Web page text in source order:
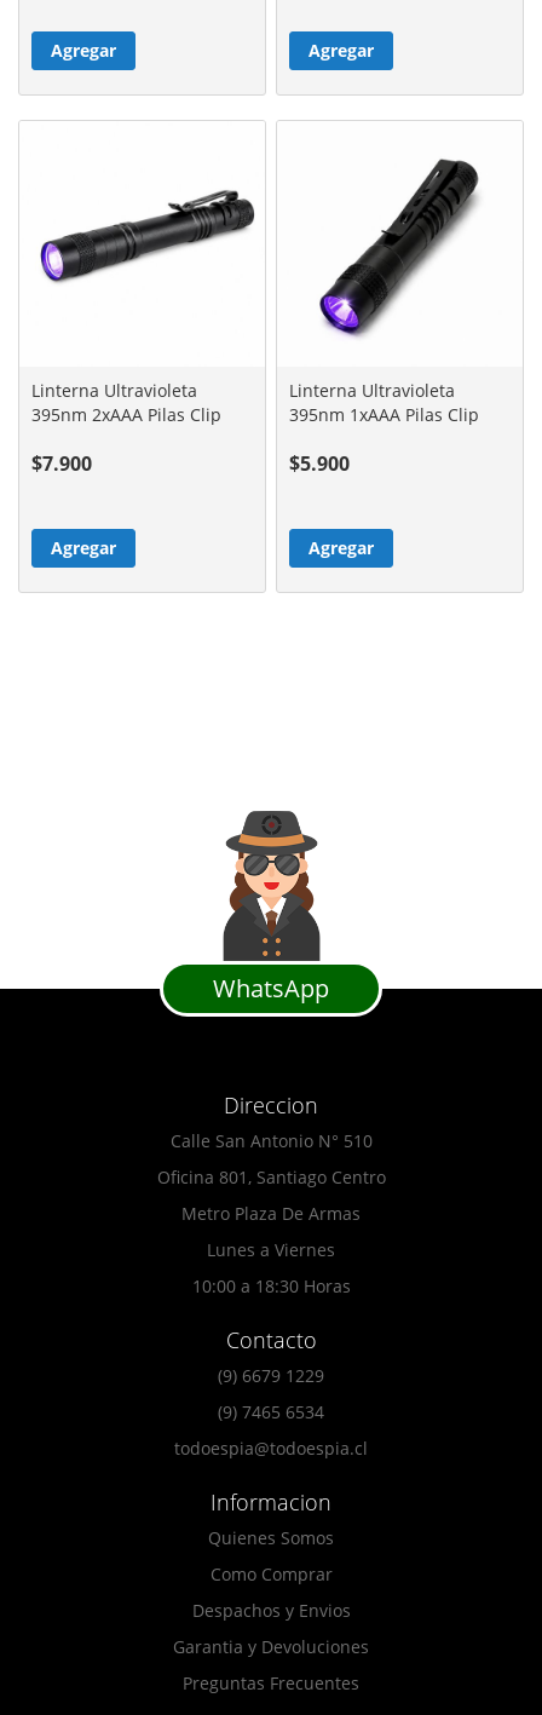
Agregar Agregar
Linterna Ultravioleta
395nm 2xAAA Pilas Clip
$7.900
Agregar
Linterna Ultravioleta
395nm 1xAAA Pilas Clip
$5.900
Agregar
WhatsApp
Direccion
Calle San Antonio N° 510
Oficina 801, Santiago Centro
Metro Plaza De Armas
Lunes a Viernes
10:00 a 18:30 Horas
Contacto
(9) 6679 1229
(9) 7465 6534
todoespia@todoespia.cl
Informacion
Quienes Somos
Como Comprar
Despachos y Envios
Garantia y Devoluciones
Preguntas Frecuentes